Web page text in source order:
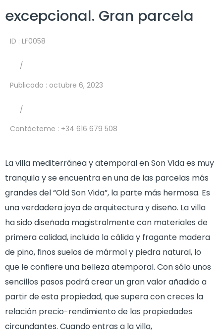
excepcional. Gran parcela
ID : LF0058
/
Publicado : octubre 6, 2023
/
Contácteme : +34 616 679 508
La villa mediterránea y atemporal en Son Vida es muy
tranquila y se encuentra en una de las parcelas más
grandes del “Old Son Vida”, la parte más hermosa. Es
una verdadera joya de arquitectura y diseño. La villa
ha sido diseñada magistralmente con materiales de
primera calidad, incluida la cálida y fragante madera
de pino, finos suelos de mármol y piedra natural, lo
que le confiere una belleza atemporal. Con sólo unos
sencillos pasos podrá crear un gran valor añadido a
partir de esta propiedad, que supera con creces la
relación precio-rendimiento de las propiedades
circundantes. Cuando entras a la villa,